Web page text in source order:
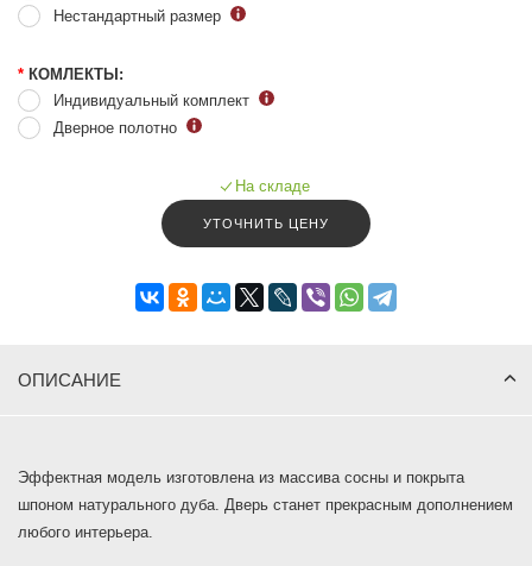
Нестандартный размер
* КОМЛЕКТЫ:
Индивидуальный комплект
Дверное полотно
На складе
УТОЧНИТЬ ЦЕНУ
ОПИСАНИЕ
Эффектная модель изготовлена из массива сосны и покрыта
шпоном натурального дуба. Дверь станет прекрасным дополнением
любого интерьера.